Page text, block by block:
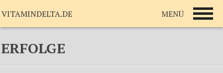
ERFOLGE
VITAMINDELTA.DE MENÜ